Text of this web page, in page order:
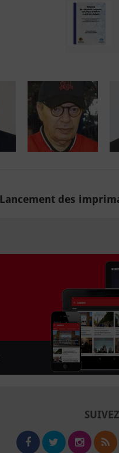
Lancement des